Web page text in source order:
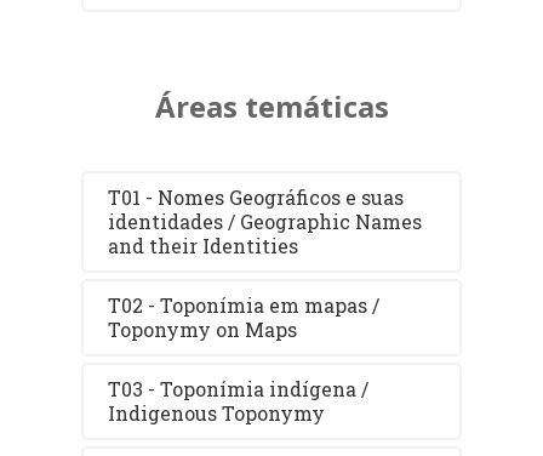
Áreas temáticas
T01 - Nomes Geográficos e suas
identidades / Geographic Names
and their Identities
T02 - Toponímia em mapas /
Toponymy on Maps
T03 - Toponímia indígena /
Indigenous Toponymy